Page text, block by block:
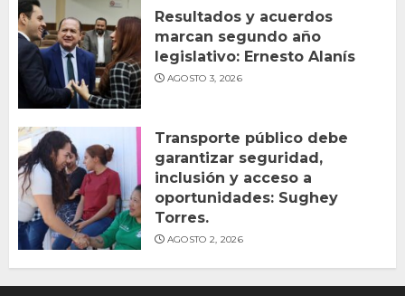
Resultados y acuerdos
marcan segundo año
legislativo: Ernesto Alanís
AGOSTO 3, 2026
Transporte público debe
garantizar seguridad,
inclusión y acceso a
oportunidades: Sughey
Torres.
AGOSTO 2, 2026